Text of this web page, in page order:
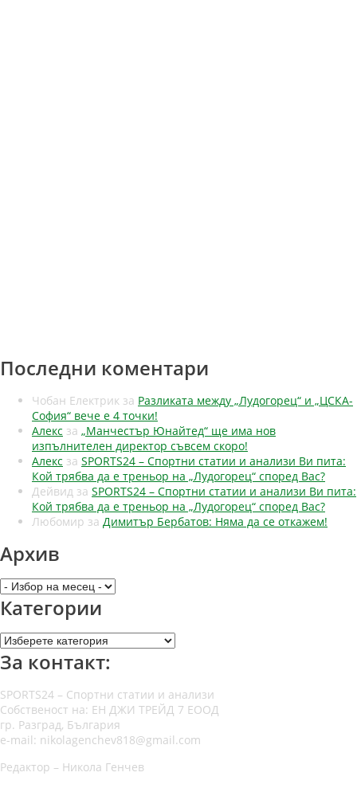
Последни коментари
Чобан Електрик за Разликата между „Лудогорец“ и „ЦСКА-
София“ вече е 4 точки!
Алекс за „Манчестър Юнайтед“ ще има нов
изпълнителен директор съвсем скоро!
Алекс за SPORTS24 – Спортни статии и анализи Ви пита:
Кой трябва да е треньор на „Лудогорец“ според Вас?
Дейвид за SPORTS24 – Спортни статии и анализи Ви пита:
Кой трябва да е треньор на „Лудогорец“ според Вас?
Любомир за Димитър Бербатов: Няма да се откажем!
Архив
Архив
Категории
Категории
За контакт:
SPORTS24 – Спортни статии и анализи
Собственост на: ЕН ДЖИ ТРЕЙД 7 ЕООД
гр. Разград, България
e-mail: nikolagenchev818@gmail.com
Редактор – Никола Генчев